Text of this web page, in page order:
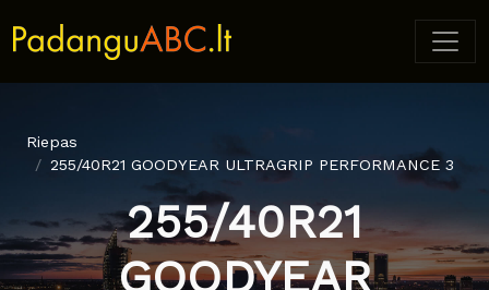
Riepas
255/40R21 GOODYEAR ULTRAGRIP PERFORMANCE 3
255/40R21
GOODYEAR